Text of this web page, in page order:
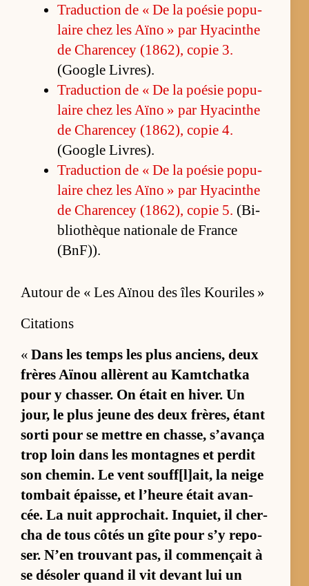
Tra­duc­tion de « De la poé­sie po­pu­
laire chez les Aïno » par Hya­cinthe
de Cha­ren­cey (1862), co­pie 3.
(Google Li­vres).
Tra­duc­tion de « De la poé­sie po­pu­
laire chez les Aïno » par Hya­cinthe
de Cha­ren­cey (1862), co­pie 4.
(Google Li­vres).
Tra­duc­tion de « De la poé­sie po­pu­
laire chez les Aïno » par Hya­cinthe
de Cha­ren­cey (1862), co­pie 5. (Bi­
blio­thèque na­tio­nale de France
(BnF)).
Autour de « Les Aïnou des îles Kouriles »
Citations
« Dans les temps les plus an­ciens, deux
frères Aï­nou al­lèrent au Kamt­chatka
pour y chas­ser. On était en hi­ver. Un
jour, le plus jeune des deux frè­res, étant
sorti pour se mettre en chas­se, s’avança
trop loin dans les mon­tagnes et per­dit
son che­min. Le vent souff[l]ait, la neige
tom­bait épais­se, et l’­heure était avan­
cée. La nuit ap­pro­chait. Inquiet, il cher­
cha de tous cô­tés un gîte pour s’y re­po­
ser. N’en trou­vant pas, il com­mençait à
se dé­so­ler quand il vit de­vant lui un